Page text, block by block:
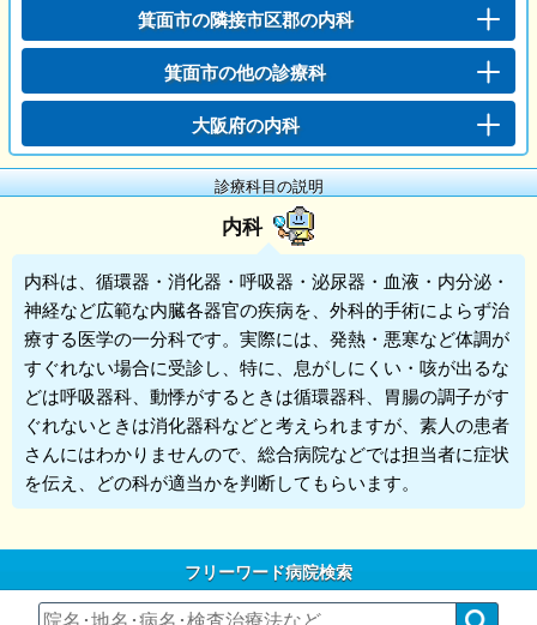
箕面市の隣接市区郡の内科
箕面市の他の診療科
大阪府の内科
診療科目の説明
内科
内科は、循環器・消化器・呼吸器・泌尿器・血液・内分泌・
神経など広範な内臓各器官の疾病を、外科的手術によらず治
療する医学の一分科です。実際には、発熱・悪寒など体調が
すぐれない場合に受診し、特に、息がしにくい・咳が出るな
どは呼吸器科、動悸がするときは循環器科、胃腸の調子がす
ぐれないときは消化器科などと考えられますが、素人の患者
さんにはわかりませんので、総合病院などでは担当者に症状
を伝え、どの科が適当かを判断してもらいます。
フリーワード病院検索